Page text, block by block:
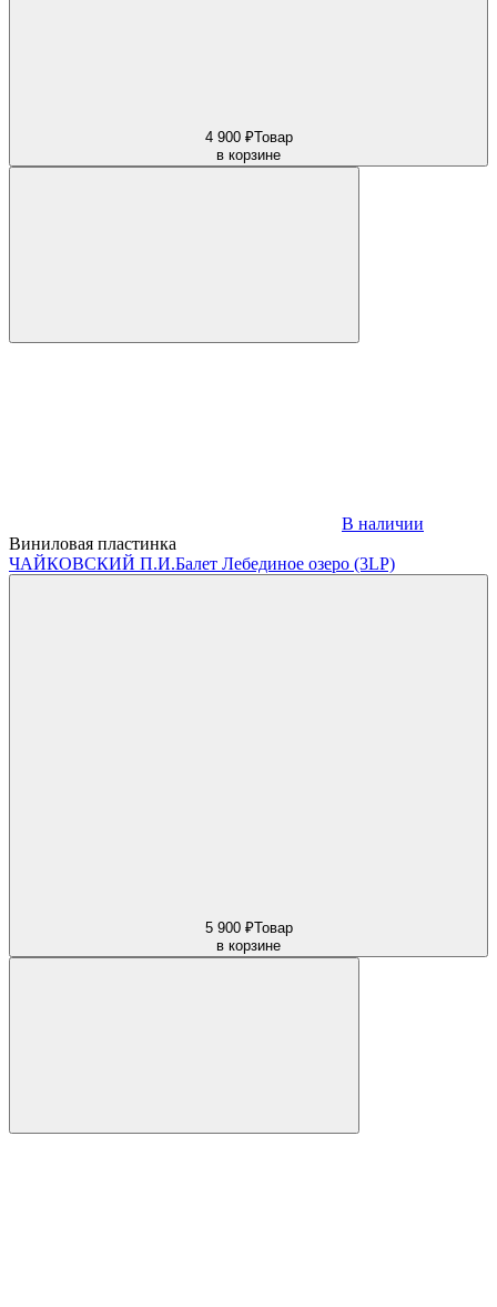
4 900 ₽Товар
в корзине
В наличии
Виниловая пластинка
ЧАЙКОВСКИЙ П.И.Балет Лебединое озеро (3LP)
5 900 ₽Товар
в корзине